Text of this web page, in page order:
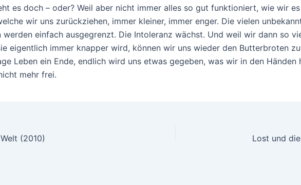
es doch – oder? Weil aber nicht immer alles so gut funktioniert, wie wir
wir uns zurückziehen, immer kleiner, immer enger. Die vielen
werden einfach ausgegrenzt. Die Intoleranz wächst. Und weil wir dann so
eigentlich immer knapper wird, können wir uns wieder den Butterbroten
Leben ein Ende, endlich wird uns etwas gegeben, was wir in den Händen
mehr frei.
(2010) Lost und